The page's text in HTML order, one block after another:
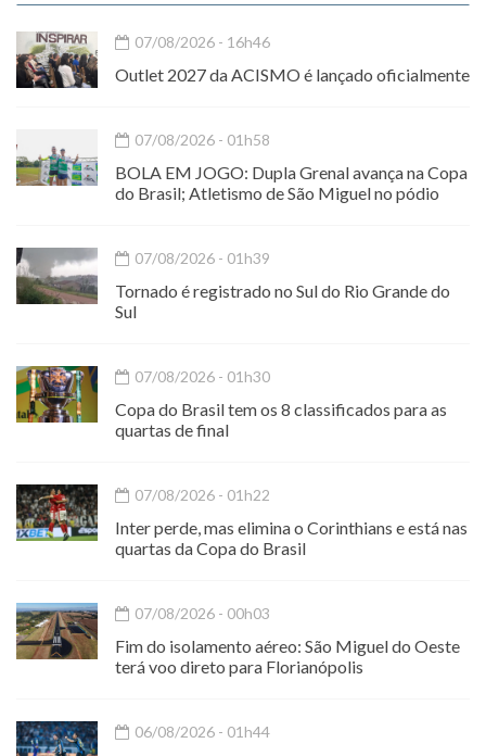
07/08/2026 - 16h46
Outlet 2027 da ACISMO é lançado oficialmente
07/08/2026 - 01h58
BOLA EM JOGO: Dupla Grenal avança na Copa
do Brasil; Atletismo de São Miguel no pódio
07/08/2026 - 01h39
Tornado é registrado no Sul do Rio Grande do
Sul
07/08/2026 - 01h30
Copa do Brasil tem os 8 classificados para as
quartas de final
07/08/2026 - 01h22
Inter perde, mas elimina o Corinthians e está nas
quartas da Copa do Brasil
07/08/2026 - 00h03
Fim do isolamento aéreo: São Miguel do Oeste
terá voo direto para Florianópolis
06/08/2026 - 01h44